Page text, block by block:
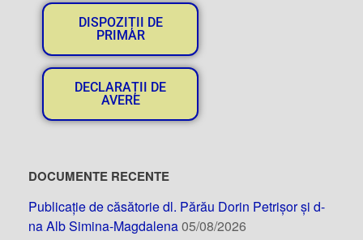
DISPOZIȚII DE
PRIMAR
DECLARAȚII DE
AVERE
DOCUMENTE RECENTE
Publicație de căsătorie dl. Părău Dorin Petrișor și d-
na Alb Simina-Magdalena05/08/2026